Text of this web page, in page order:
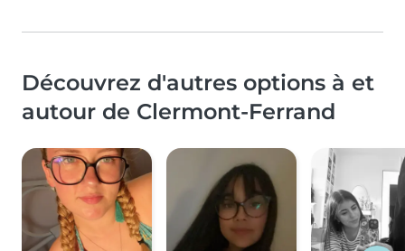
Découvrez d'autres options à et
autour de Clermont-Ferrand